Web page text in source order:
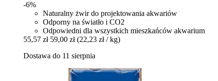
-6%
Naturalny żwir do projektowania akwariów
Odporny na światło i CO2
Odpowiedni dla wszystkich mieszkańców akwarium
55,57 zł 59,00 zł (22,23 zł / kg)
Dostawa do 11 sierpnia